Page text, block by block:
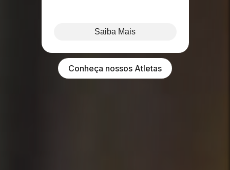
projetos aprovados
na lei de incentivo ao
Esporte
Saiba Mais
Conheça nossos Atletas